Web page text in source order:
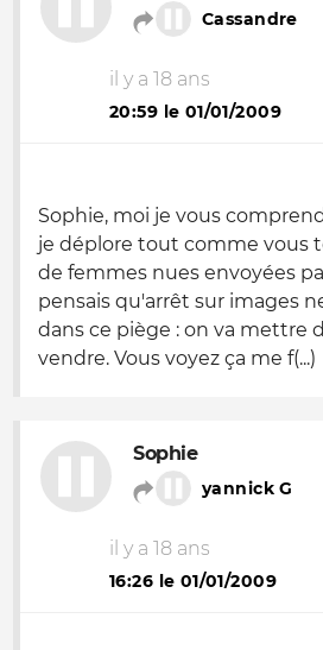
Cassandre
il y a 18 ans
20:59 le 01/01/2009
Sophie, moi je vous
je déplore tout comme vous
de femmes nues envoyées
pensais qu'arrêt sur images
dans ce piège : on va mettre
vendre. Vous voyez ça me f(...)
Sophie
yannick G
il y a 18 ans
16:26 le 01/01/2009